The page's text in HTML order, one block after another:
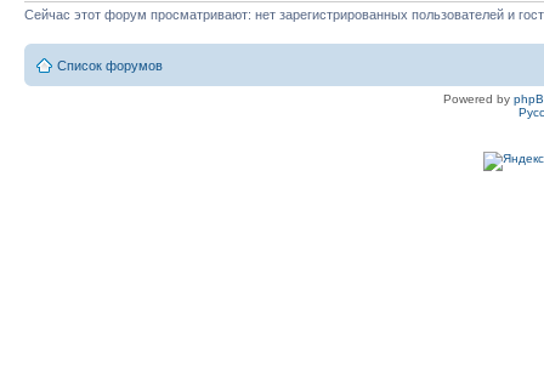
Сейчас этот форум просматривают: нет зарегистрированных пользователей и
Список форумов
Powered by